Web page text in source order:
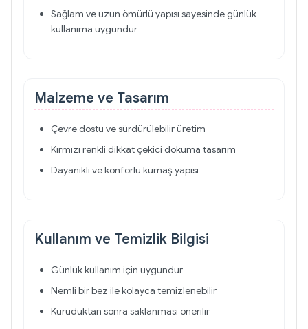
Sağlam ve uzun ömürlü yapısı sayesinde günlük
kullanıma uygundur
Malzeme ve Tasarım
Çevre dostu ve sürdürülebilir üretim
Kırmızı renkli dikkat çekici dokuma tasarım
Dayanıklı ve konforlu kumaş yapısı
Kullanım ve Temizlik Bilgisi
Günlük kullanım için uygundur
Nemli bir bez ile kolayca temizlenebilir
Kuruduktan sonra saklanması önerilir